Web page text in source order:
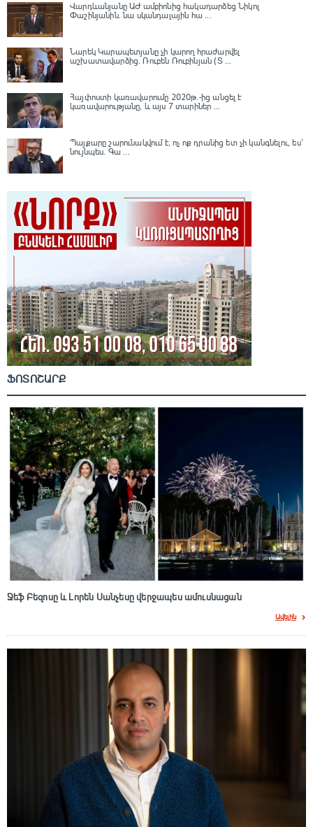
Վարդևանյանը ԱԺ ամբիոնից հակադարձեց Նիկոլ
Փաշինյանին․ նա սկանդալային հա ...
Նարեկ Կարապետյանը չի կարող հրաժարվել
աշխատավարձից. Ռուբեն Ռուբինյան (Տ ...
Հայփոստի կառավարումը 2020թ.-ից անցել է
կառավարությանը, և այս 7 տարիներ ...
Պայքարը շարունակվում է, ոչ ոք դրանից ետ չի կանգնելու, ես՝
նույնպես․ Գա ...
ՖՈՏՈՇԱՐՔ
Ջեֆ Բեզոսը և Լորեն Սանչեսը վերջապես ամուսնացան
Ավելին